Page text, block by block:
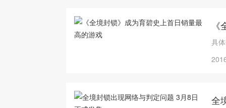
具
全